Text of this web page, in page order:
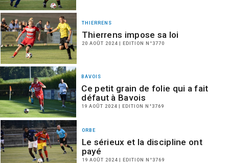
THIERRENS
Thierrens impose sa loi
20 AOÛT 2024 | EDITION N°3770
BAVOIS
Ce petit grain de folie qui a fait
défaut à Bavois
19 AOÛT 2024 | EDITION N°3769
ORBE
Le sérieux et la discipline ont
payé
19 AOÛT 2024 | EDITION N°3769